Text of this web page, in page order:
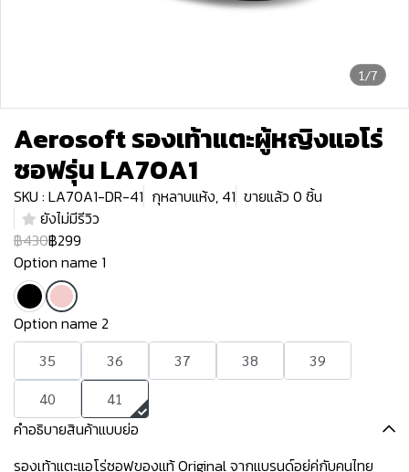
1/7
Aerosoft รองเท้าแตะผู้หญิงแอโร่
ซอฟรุ่น LA70A1
SKU : LA70A1-DR-41 กุหลาบแห้ง, 41 ขายแล้ว 0 ชิ้น
ยังไม่มีรีวิว
฿430฿299
Option name 1
Option name 2
35 36 37 38
39
40
41
คำอธิบายสินค้าแบบย่อ
รองเท้าแตะแอโร่ซอฟของแท้ Original จากแบรนด์อยู่คู่กับคนไทย